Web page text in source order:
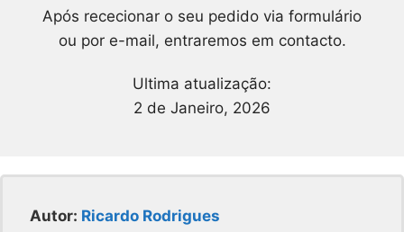
Após rececionar o seu pedido via formulário
ou por e-mail, entraremos em contacto.
Ultima atualização:
2 de Janeiro, 2026
Autor: Ricardo Rodrigues